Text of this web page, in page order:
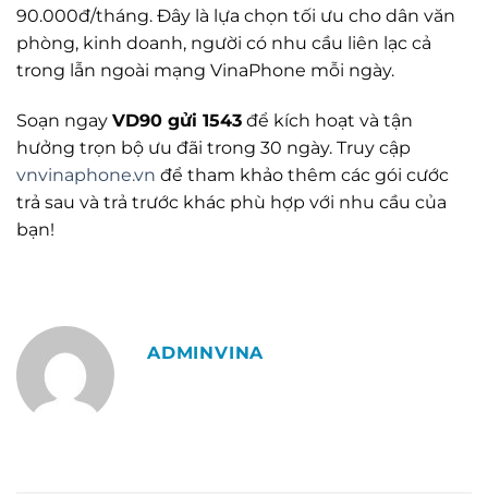
90.000đ/tháng. Đây là lựa chọn tối ưu cho dân văn
phòng, kinh doanh, người có nhu cầu liên lạc cả
trong lẫn ngoài mạng VinaPhone mỗi ngày.
Soạn ngay VD90 gửi 1543 để kích hoạt và tận
hưởng trọn bộ ưu đãi trong 30 ngày. Truy cập
vnvinaphone.vn để tham khảo thêm các gói cước
trả sau và trả trước khác phù hợp với nhu cầu của
bạn!
ADMINVINA